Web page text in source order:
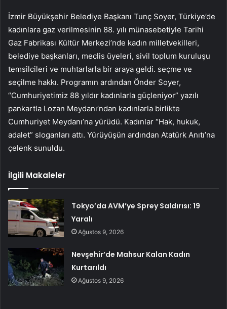
İzmir Büyükşehir Belediye Başkanı Tunç Soyer, Türkiye’de
kadınlara gaz verilmesinin 88. yılı münasebetiyle Tarihi
Gaz Fabrikası Kültür Merkezi’nde kadın milletvekilleri,
belediye başkanları, meclis üyeleri, sivil toplum kuruluşu
temsilcileri ve muhtarlarla bir araya geldi. seçme ve
seçilme hakkı. Programın ardından Önder Soyer,
“Cumhuriyetimiz 88 yıldır kadınlarla güçleniyor” yazılı
pankartla Lozan Meydanı’ndan kadınlarla birlikte
Cumhuriyet Meydanı’na yürüdü. Kadınlar “Hak, hukuk,
adalet” sloganları attı. Yürüyüşün ardından Atatürk Anıtı’na
çelenk sunuldu.
İlgili Makaleler
Tokyo’da AVM’ye Sprey Saldırısı: 19
Yaralı
Ağustos 9, 2026
Nevşehir’de Mahsur Kalan Kadın
Kurtarıldı
Ağustos 9, 2026